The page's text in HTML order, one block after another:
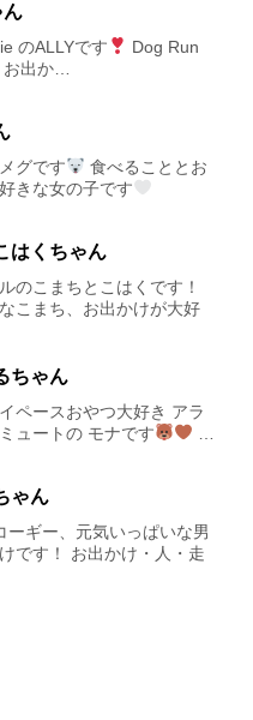
のALLYです
Dog Run
お出か…
グです
食べることとお
きな女の子です
はくちゃん
のこまちとこはくです！
こまち、お出かけが大好
ちゃん
ペースおやつ大好き アラ
ュートの モナです
ゃん
ーギー、元気いっぱいな男
です！ お出かけ・人・走